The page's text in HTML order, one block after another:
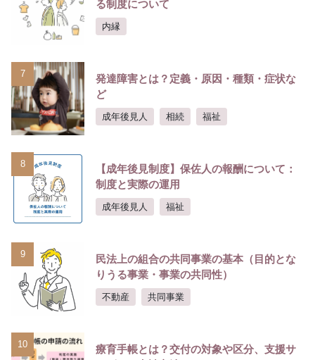
る制度について
内縁
7
発達障害とは？定義・原因・種類・症状な
ど
成年後見人 相続 福祉
8
【成年後見制度】保佐人の報酬について：
制度と実際の運用
成年後見人 福祉
9
民法上の組合の共同事業の基本（目的とな
りうる事業・事業の共同性）
不動産 共同事業
10
療育手帳とは？交付の対象や区分、支援サ